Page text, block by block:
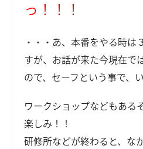
っ！！！
・・・あ、本番をやる時は
すが、お話が来た今現在で
ので、セーフという事で、
ワークショップなどもある
楽しみ！！
研修所などが終わると、な